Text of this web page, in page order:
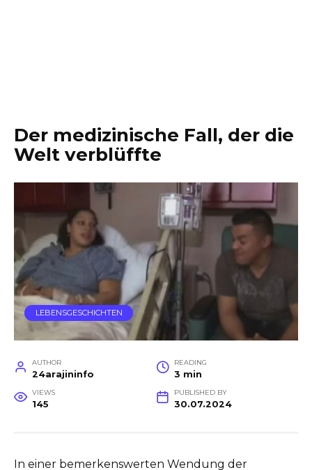
Der medizinische Fall, der die
Welt verblüffte
LEBENSGESCHICHTEN
AUTHOR
24arajininfo
READING
3 min
VIEWS
145
PUBLISHED BY
30.07.2024
In einer bemerkenswerten Wendung der